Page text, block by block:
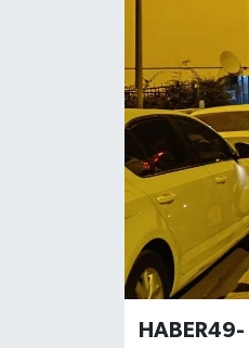
HABER49-
Teknoloji
Kültür Sanat